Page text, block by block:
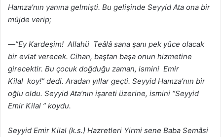
Hamza’nın yanına gelmişti. Bu gelişinde Seyyid Ata ona bir
müjde verip;
—”Ey Kardeşim! Allahü Teâlâ sana şanı pek yüce olacak
bir evlat verecek. Cihan, baştan başa onun hizmetine
girecektir. Bu çocuk doğduğu zaman, ismini Emir
Kilal koy!” dedi. Aradan yıllar geçti. Seyyid Hamza’nın bir
oğlu oldu. Seyyid Ata’nın işareti üzerine, ismini “Seyyid
Emir Kilal ” koydu.
Seyyid Emir Kilal (k.s.) Hazretleri Yirmi sene Baba Semâsi